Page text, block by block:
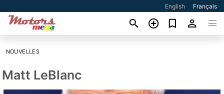
English Français
NOUVELLES
Matt LeBlanc